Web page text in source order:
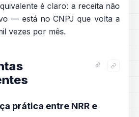
é claro: a receita não
— está no CNPJ que volta a
vezes por mês.
prática entre NRR e